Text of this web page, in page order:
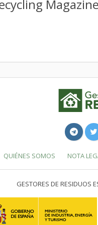
Magazine
QUIÉNES SOMOS NOTA
GESTORES DE RESIDUOS